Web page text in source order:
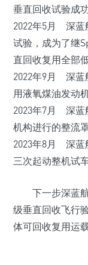
垂直回收试验成
2022年5月 深蓝
试验，成为了继
直回收复用全部
2022年9月 深蓝
用液氧煤油发动
2023年7月 深蓝
机构进行的整流
2023年8月 深蓝
三次起动整机试
下一步深蓝
级垂直回收飞行
体可回收复用运